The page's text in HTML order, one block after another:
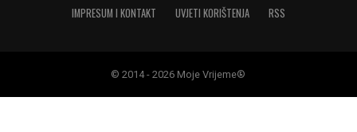
IMPRESUM I KONTAKT UVJETI KORIŠTENJA RSS
© 2014 - 2026 Moje Vrijeme®